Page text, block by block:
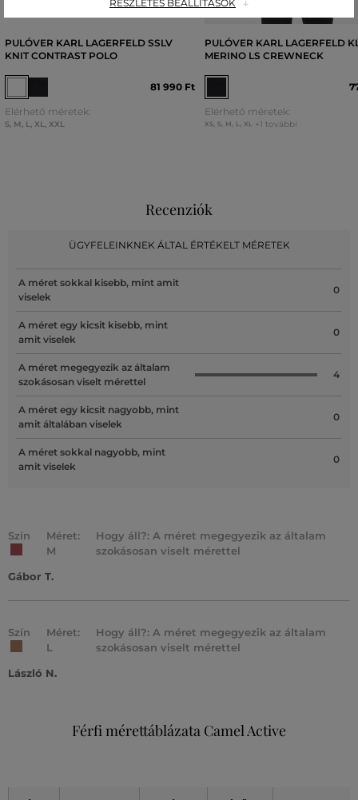
PULÓVER KARL LAGERFELD SSLV
KNIT CONTRAST POLO
81 990 Ft
Elérhető méretek:
S, M, L, XL, XXL
PULÓVER KARL LAGERFELD
MERINO LS CREWNECK
Elérhető méretek:
XS, S, M, L, XL +1 további
Recenziók
ÜGYFELEINKNEK ÁLTAL ÉRTÉKELT MÉRETEK
A méret sokkal kisebb, mint amit
viselek
0
A méret egy kicsit kisebb, mint
amit viselek
0
A méret megegyezik az általam
szokásosan viselt mérettel
4
A méret egy kicsit nagyobb, mint
amit általában viselek
0
A méret sokkal nagyobb, mint
amit viselek
0
Szín
Méret:
M
Hogy áll?: A méret megegyezik az általam
szokásosan viselt mérettel
Gábor T.
Szín
Méret:
L
Hogy áll?: A méret megegyezik az általam
szokásosan viselt mérettel
László N.
Férfi mérettáblázata Camel Active
RÉSZLETES BEÁLLÍTÁSOK